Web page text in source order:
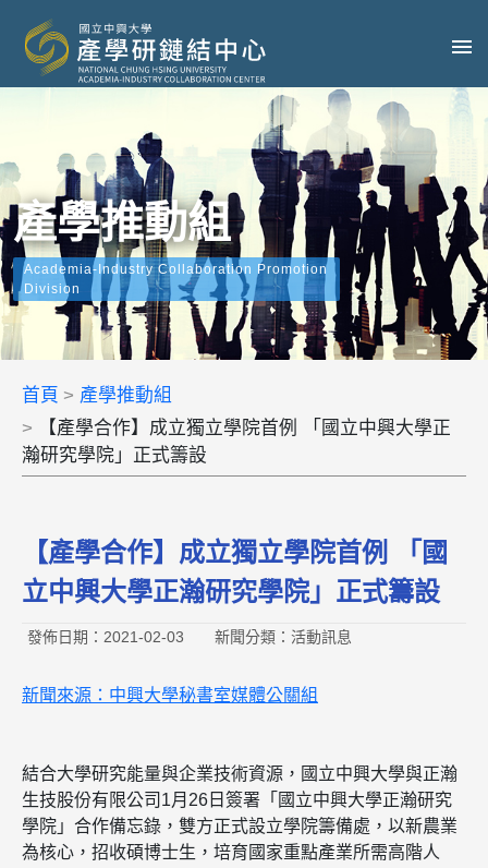
產學推動組
Academia-Industry Collaboration Promotion
Division
首頁
產學推動組
【產學合作】成立獨立學院首例 「國立中興大學正
瀚研究學院」正式籌設
【產學合作】成立獨立學院首例 「國
立中興大學正瀚研究學院」正式籌設
發佈日期：2021-02-03 新聞分類：活動訊息
新聞來源：中興大學秘書室媒體公關組
結合大學研究能量與企業技術資源，國立中興大學與正瀚
生技股份有限公司1月26日簽署「國立中興大學正瀚研究
學院」合作備忘錄，雙方正式設立學院籌備處，以新農業
為核心，招收碩博士生，培育國家重點產業所需高階人